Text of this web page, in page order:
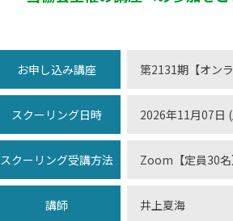
お申し込み講座 第2131期【オン
スクーリング日時 2026年11月07日
スクーリング受講方法 Zoom【定員30名
講師 井上夏海